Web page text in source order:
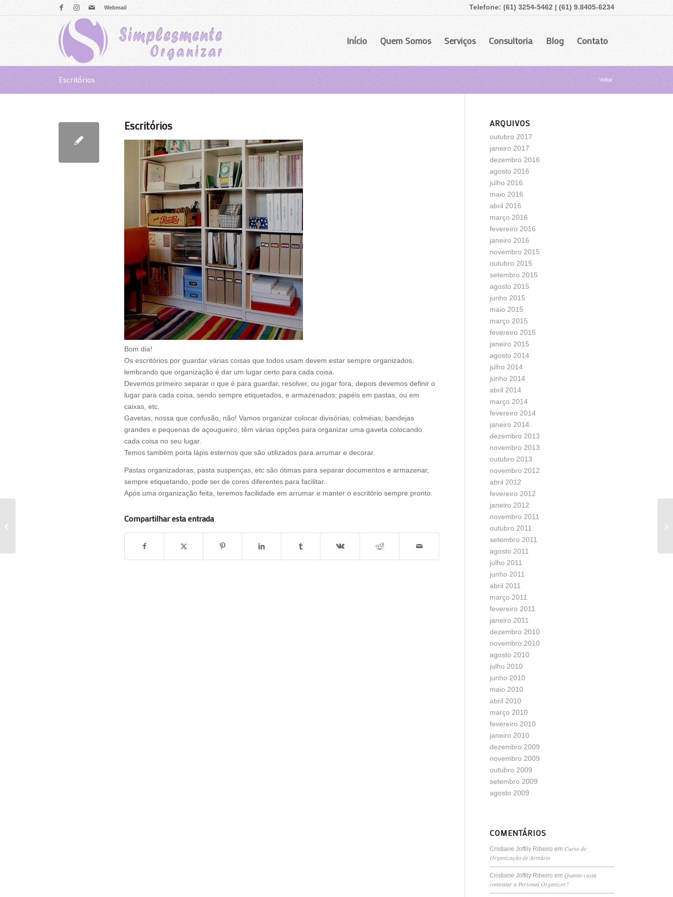
Webmail Telefone: (61) 3254-5462 | (61) 9.8405-6234
Início Quem Somos Serviços Consultoria Blog Contato
Escritórios Voltar
Escritórios
Bom dia!
Os escritórios por guardar várias coisas que todos usam devem estar sempre organizados,
lembrando que organização é dar um lugar certo para cada coisa.
Devemos primeiro separar o que é para guardar, resolver, ou jogar fora, depois devemos definir o
lugar para cada coisa, sendo sempre etiquetados, e armazenados: papéis em pastas, ou em
caixas, etc.
Gavetas, nossa que confusão, não! Vamos organizar colocar divisórias, colméias, bandejas
grandes e pequenas de açougueiro, têm várias opções para organizar uma gaveta colocando
cada coisa no seu lugar.
Temos também porta lápis esternos que são utilizados para arrumar e decorar.
Pastas organizadoras, pasta suspenças, etc são ótimas para separar documentos e armazenar,
sempre etiquetando, pode ser de cores diferentes para facilitar.
Após uma organização feita, teremos facilidade em arrumar e manter o escritório sempre pronto.
Compartilhar esta entrada
ARQUIVOS
outubro 2017
janeiro 2017
dezembro 2016
agosto 2016
julho 2016
maio 2016
abril 2016
março 2016
fevereiro 2016
janeiro 2016
novembro 2015
outubro 2015
setembro 2015
agosto 2015
junho 2015
maio 2015
março 2015
fevereiro 2015
janeiro 2015
agosto 2014
julho 2014
junho 2014
abril 2014
março 2014
fevereiro 2014
janeiro 2014
dezembro 2013
novembro 2013
outubro 2013
novembro 2012
abril 2012
fevereiro 2012
janeiro 2012
novembro 2011
outubro 2011
setembro 2011
agosto 2011
julho 2011
junho 2011
abril 2011
março 2011
fevereiro 2011
janeiro 2011
dezembro 2010
novembro 2010
agosto 2010
julho 2010
junho 2010
maio 2010
abril 2010
março 2010
fevereiro 2010
janeiro 2010
dezembro 2009
novembro 2009
outubro 2009
setembro 2009
agosto 2009
COMENTÁRIOS
Cristiane Joffily Ribeiro em Curso de
Organização de Armário
Cristiane Joffily Ribeiro emQuanto custa
contratar a Personal Organizer?